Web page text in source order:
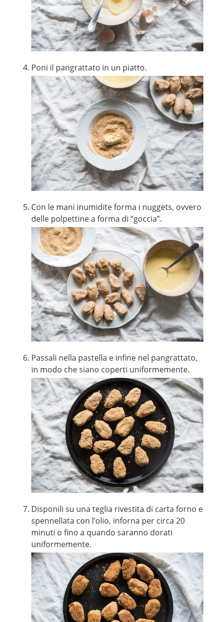
Poni il pangrattato in un piatto.
Con le mani inumidite forma i nuggets, ovvero
delle polpettine a forma di “goccia”.
Passali nella pastella e infine nel pangrattato,
in modo che siano coperti uniformemente.
Disponili su una teglia rivestita di carta forno e
spennellata con l’olio, inforna per circa 20
minuti o fino a quando saranno dorati
uniformemente.